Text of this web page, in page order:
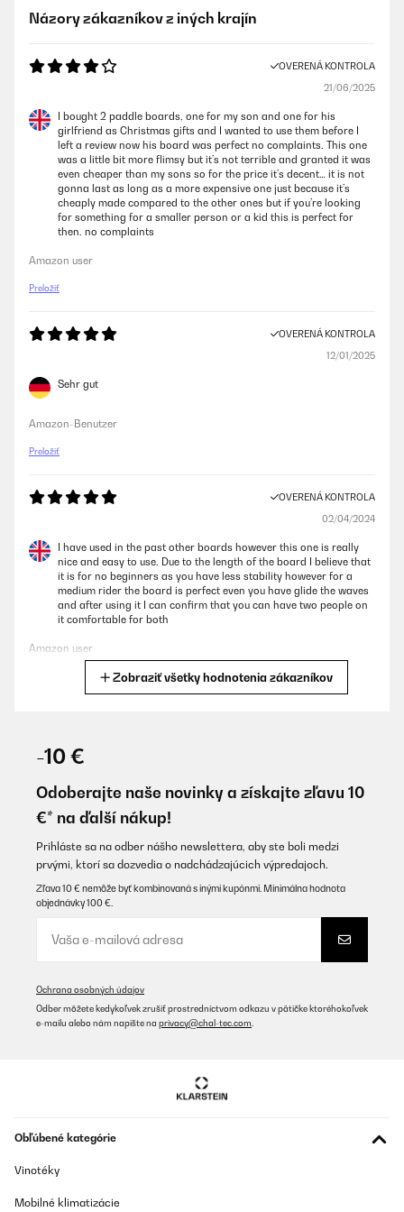
Názory zákazníkov z iných krajín
OVERENÁ KONTROLA
21/06/2025
I bought 2 paddle boards, one for my son and one for his
girlfriend as Christmas gifts and I wanted to use them before I
left a review now his board was perfect no complaints. This one
was a little bit more flimsy but it’s not terrible and granted it was
even cheaper than my sons so for the price it’s decent… it is not
gonna last as long as a more expensive one just because it’s
cheaply made compared to the other ones but if you’re looking
for something for a smaller person or a kid this is perfect for
then. no complaints
Amazon user
Preložiť
OVERENÁ KONTROLA
12/01/2025
Sehr gut
Amazon-Benutzer
Preložiť
OVERENÁ KONTROLA
02/04/2024
I have used in the past other boards however this one is really
nice and easy to use. Due to the length of the board I believe that
it is for no beginners as you have less stability however for a
medium rider the board is perfect even you have glide the waves
and after using it I can confirm that you can have two people on
it comfortable for both
Amazon user
nice and easy to use. Due to the length of the board I believe that
it is for no beginners as you have less stability however for a
medium rider the board is perfect even you have glide the waves
and after using it I can confirm that you can have two people on
it comfortable for both
Amazon-Benutzer
Preložiť
OVERENÁ KONTROLA
Buon prodottoMolto di piu di quello che mi aspettavo.Usato al
mare da mio figlio, rimasto molto contento e soddisfatto.
Usuario/a de amazon
Zobraziť všetky hodnotenia zákazníkov
-10 €
Odoberajte naše novinky a získajte zľavu 10
€* na ďalší nákup!
Prihláste sa na odber nášho newslettera, aby ste boli medzi
prvými, ktorí sa dozvedia o nadchádzajúcich výpredajoch.
Zľava 10 € nemôže byť kombinovaná s inými kupónmi. Minimálna hodnota
objednávky 100 €.
Ochrana osobných údajov
Odber môžete kedykoľvek zrušiť prostredníctvom odkazu v pätičke ktoréhokoľvek
e-mailu alebo nám napíšte na privacy@chal-tec.com
Obľúbené kategórie
Vinotéky
Mobilné klimatizácie